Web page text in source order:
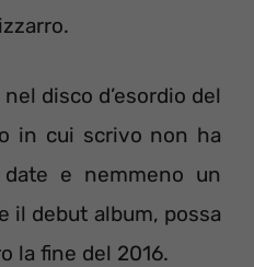
disco d’esordio del
in cui scrivo non ha
e nemmeno un
il debut album, possa
la fine del 2016.